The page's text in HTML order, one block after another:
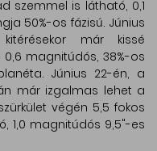
szemmel is látható, 0,1
50%-os fázisú. Június
már kissé
magnitúdós, 38%-os
Június 22-én, a
már izgalmas lehet a
végén 5,5 fokos
1,0 magnitúdós 9,5"-es